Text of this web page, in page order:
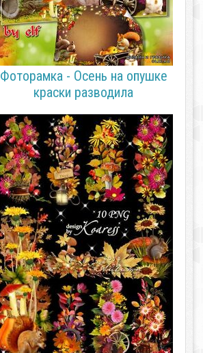
Фоторамка - Осень на опушке
краски разводила